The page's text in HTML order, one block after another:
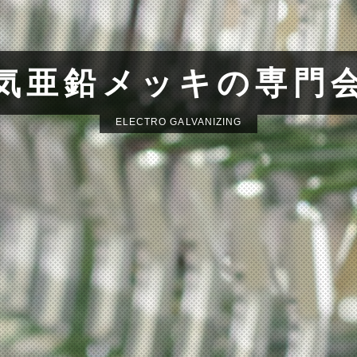
亜鉛メッキの専門
ELECTRO GALVANIZING